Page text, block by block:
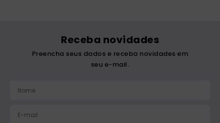
Receba novidades
Preencha seus dados e receba novidades em
seu e-mail.